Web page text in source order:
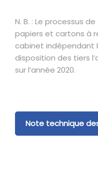
N. B. : Le processus
papiers et cartons à
cabinet indépendant
disposition des tiers
sur l’année 2020.
Note technique